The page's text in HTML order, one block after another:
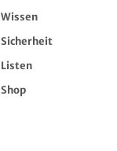
Wissen
Sicherheit
Listen
Shop